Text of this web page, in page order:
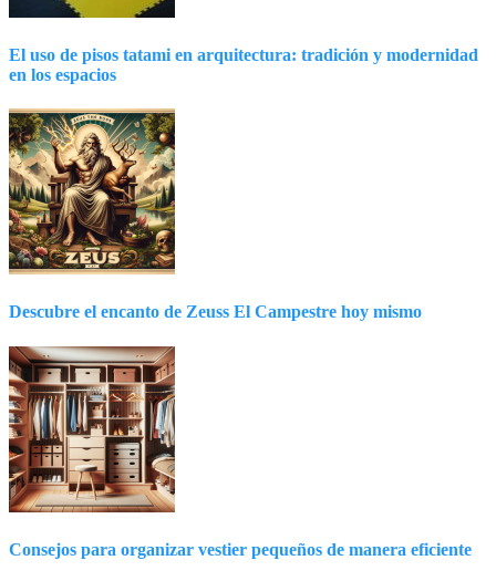
El uso de pisos tatami en arquitectura: tradición y modernidad
en los espacios
Descubre el encanto de Zeuss El Campestre hoy mismo
Consejos para organizar vestier pequeños de manera eficiente